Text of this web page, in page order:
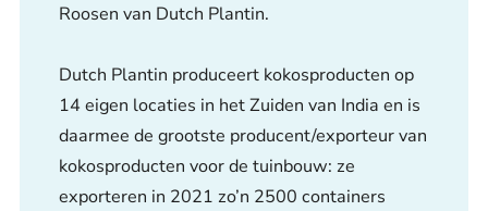
Roosen van Dutch Plantin.
Dutch Plantin produceert kokosproducten op
14 eigen locaties in het Zuiden van India en is
daarmee de grootste producent/exporteur van
kokosproducten voor de tuinbouw: ze
exporteren in 2021 zo’n 2500 containers